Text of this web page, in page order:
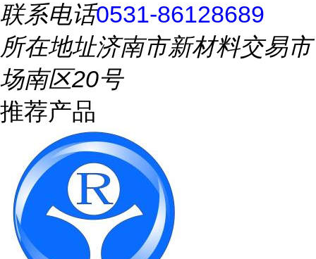
联系电话0531-86128689
所在地址济南市新材料交易市
场南区20号
推荐产品